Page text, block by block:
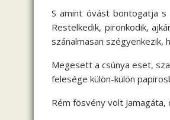
S amint óvást bontogatja s
Restelkedik, pironkodik,
szánalmasan szégyenkezik,
Megesett a csúnya eset,
felesége külön-külön
Rém fösvény volt